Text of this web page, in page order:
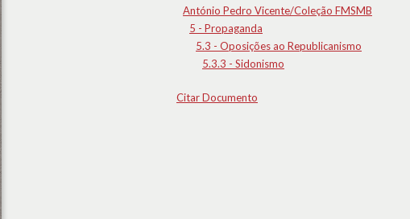
António Pedro Vicente/Coleção FMSMB
5 - Propaganda
5.3 - Oposições ao Republicanismo
5.3.3 - Sidonismo
Citar Documento